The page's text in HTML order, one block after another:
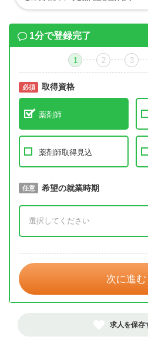
1分で登録完了
1 2 3
必須 取得資格
薬剤師
薬剤師取得見込
必須 取得予定年
任意 希望の就業時期
次に進む
求人を保存